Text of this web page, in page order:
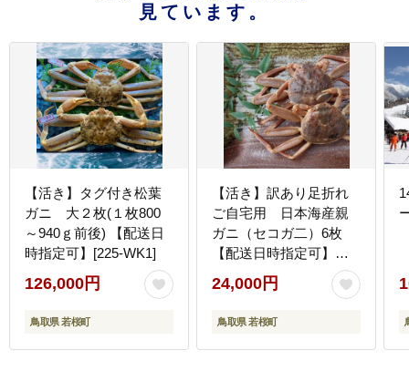
見ています。
【活き】タグ付き松葉
ガニ 大２枚(１枚800
～940ｇ前後) 【配送日
時指定可】[225-WK1]
126,000円
鳥取県 若桜町
【活き】訳あり足折れ
ご自宅用 日本海産親
ガニ（セコガ二）6枚
【配送日時指定可】
[241-WK17]
24,000円
鳥取県 若桜町